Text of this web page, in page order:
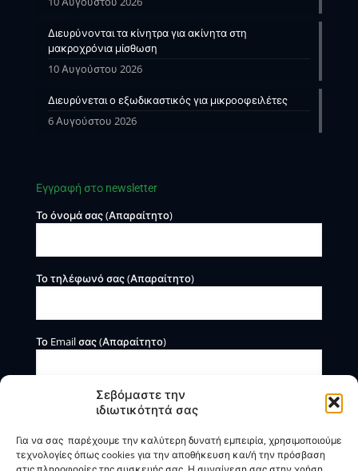
Σεβόμαστε την
ιδιωτικότητά σας
Για να σας παρέχουμε την καλύτερη δυνατή εμπειρία, χρησιμοποιούμε
τεχνολογίες όπως cookies για την αποθήκευση και/ή την πρόσβαση
Διευρύνονται τα κίνητρα για ακίνητα στη
μακροχρόνια μίσθωση
10 Αυγούστου 2026
Διευρύνεται ο εξωδικαστικός για μικροοφειλέτες
6 Αυγούστου 2026
Εγγραφή στο newsletter
Το όνομά σας (Απαραίτητο)
Το τηλέφωνό σας (Απαραίτητο)
Το Email σας (Απαραίτητο)